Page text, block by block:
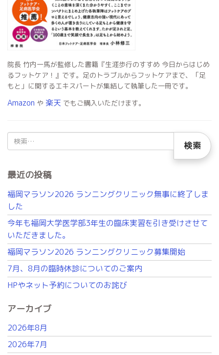
院長 竹内一馬が監修した書籍『生涯歩行のすすめ 今日からはじめ
るフットケア！』です。足のトラブルからフットケアまで、「足
もと」に関するエキスパートが集結して執筆した一冊です。
Amazon や 楽天 でもご購入いただけます。
索:
最近の投稿
福岡マラソン2026 ランニングクリニック無事に終了しま
した
今年も福岡大学医学部3年生の臨床実習を引き受けさせて
いただきました。
福岡マラソン2026 ランニングクリニック募集開始
7月、8月の臨時休診についてのご案内
HPやネット予約についてのお詫び
アーカイブ
2026年8月
2026年7月